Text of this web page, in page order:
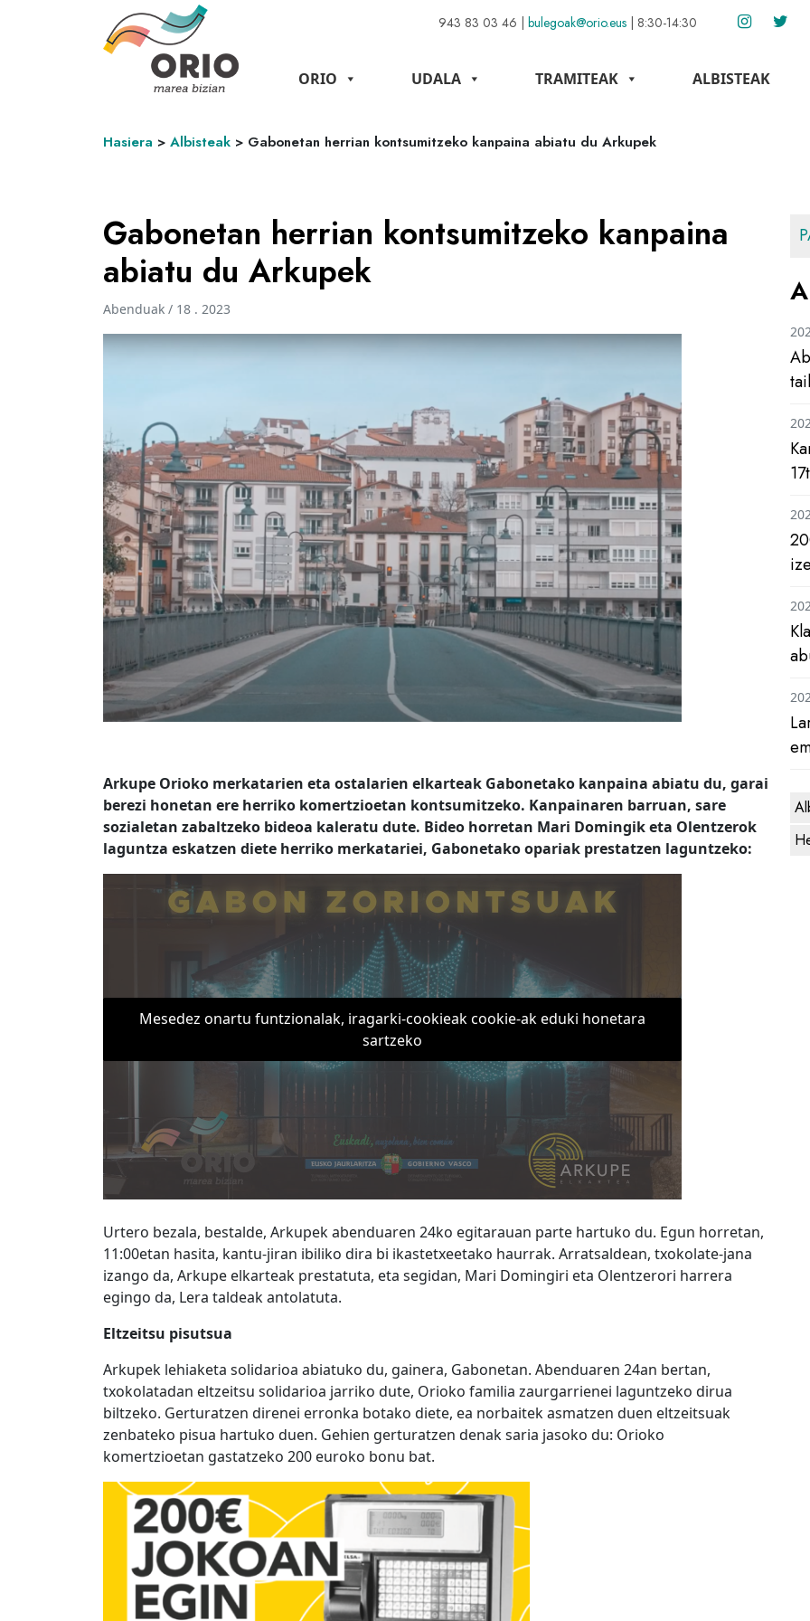
943 83 03 46 | bulegoak@orio.eus | 8:30-14:30
ORIO UDALA TRAMITEAK ALBISTEAK
Hasiera > Albisteak > Gabonetan herrian kontsumitzeko kanpaina abiatu du Arkupek
Gabonetan herrian kontsumitzeko kanpaina
abiatu du Arkupek
Abenduak / 18 . 2023
Arkupe Orioko merkatarien eta ostalarien elkarteak Gabonetako kanpaina abiatu du, garai
berezi honetan ere herriko komertzioetan kontsumitzeko. Kanpainaren barruan, sare
sozialetan zabaltzeko bideoa kaleratu dute. Bideo horretan Mari Domingik eta Olentzerok
laguntza eskatzen diete herriko merkatariei, Gabonetako opariak prestatzen laguntzeko:
Mesedez onartu funtzionalak, iragarki-cookieak cookie-ak eduki honetara
sartzeko
Urtero bezala, bestalde, Arkupek abenduaren 24ko egitarauan parte hartuko du. Egun horretan,
11:00etan hasita, kantu-jiran ibiliko dira bi ikastetxeetako haurrak. Arratsaldean, txokolate-jana
izango da, Arkupe elkarteak prestatuta, eta segidan, Mari Domingiri eta Olentzerori harrera
egingo da, Lera taldeak antolatuta.
Eltzeitsu pisutsua
Arkupek lehiaketa solidarioa abiatuko du, gainera, Gabonetan. Abenduaren 24an bertan,
txokolatadan eltzeitsu solidarioa jarriko dute, Orioko familia zaurgarrienei laguntzeko dirua
biltzeko. Gerturatzen direnei erronka botako diete, ea norbaitek asmatzen duen eltzeitsuak
zenbateko pisua hartuko duen. Gehien gerturatzen denak saria jasoko du: Orioko
komertzioetan gastatzeko 200 euroko bonu bat.